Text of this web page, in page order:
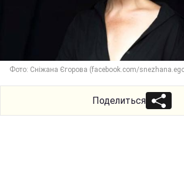
Фото: Сніжана Єгорова (facebook.com/
Поделиться